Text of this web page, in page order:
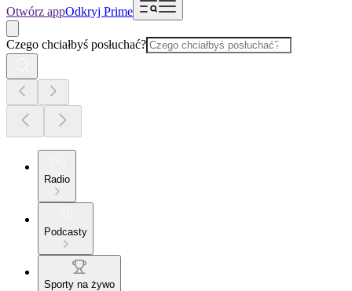
Otwórz appOdkryj Prime
Czego chciałbyś posłuchać?
Radio
Podcasty
Sporty na żywo